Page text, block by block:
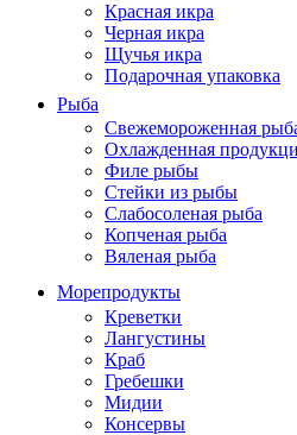
Красная икра
Черная икра
Щучья икра
Подарочная упаковка
Рыба
Свежемороженная
Охлажденная
Филе рыбы
Стейки из рыбы
Слабосоленая рыба
Копченая рыба
Вяленая рыба
Морепродукты
Креветки
Лангустины
Краб
Гребешки
Мидии
Консервы